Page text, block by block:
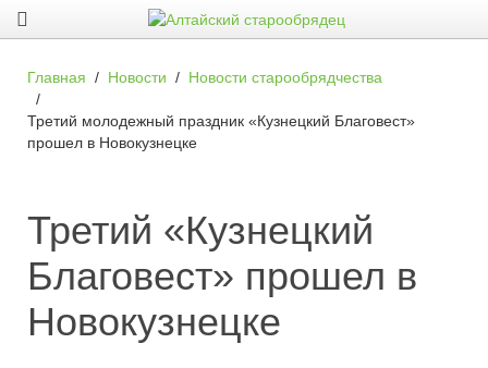
Главная Новости Новости старообрядчества
Третий молодежный праздник «Кузнецкий Благовест»
прошел в Новокузнецке
Третий «Кузнецкий
Благовест» прошел в
Новокузнецке